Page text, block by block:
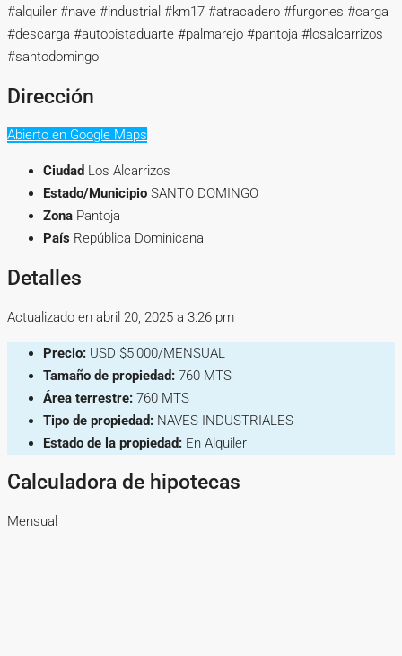
#alquiler #nave #industrial #km17 #atracadero #furgones #carga
#descarga #autopistaduarte #palmarejo #pantoja #losalcarrizos
#santodomingo
Dirección
Abierto en Google Maps
Ciudad Los Alcarrizos
Estado/Municipio SANTO DOMINGO
Zona Pantoja
País República Dominicana
Detalles
Actualizado en abril 20, 2025 a 3:26 pm
Precio: USD $5,000/MENSUAL
Tamaño de propiedad: 760 MTS
Área terrestre: 760 MTS
Tipo de propiedad: NAVES INDUSTRIALES
Estado de la propiedad: En Alquiler
Calculadora de hipotecas
Mensual